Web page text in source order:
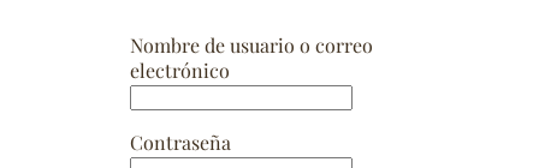
Nombre de usuario o correo
electrónico
Contraseña